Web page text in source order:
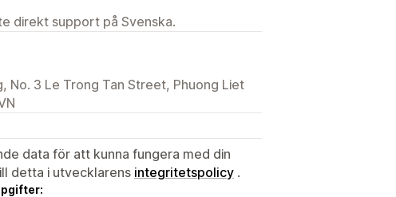
direkt support på Svenska.
No. 3 Le Trong Tan Street, Phuong Liet
data för att kunna fungera med din
detta i utvecklarens integritetspolicy .